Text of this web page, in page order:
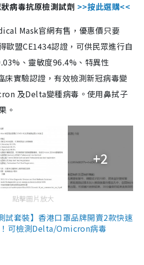
病毒抗原檢測試劑 >>按此選購<<
Mask官網有售，優惠價只要
歐盟CE1434認證，可供民眾進行自
、靈敏度96.4%、特異性
床實驗認證，有效檢測新冠病毒變
及Delta變種病毒。使用鼻拭子
。
+2
點擊圖片放大
試套裝】香港口罩品牌開賣2款快速
可檢測Delta/Omicron病毒